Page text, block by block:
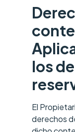
los
El
derechos